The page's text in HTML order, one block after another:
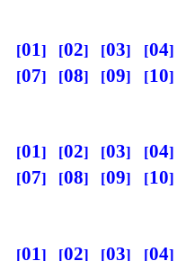
01 02 03 04
07
08 09 10
01 02 03 04
07
08 09 10
01 02 03 04